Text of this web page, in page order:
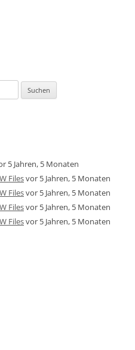
5 Jahren, 5 Monaten
Filesvor 5 Jahren, 5 Monaten
Filesvor 5 Jahren, 5 Monaten
Filesvor 5 Jahren, 5 Monaten
Filesvor 5 Jahren, 5 Monaten